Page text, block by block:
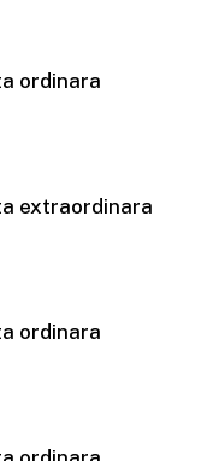
ordinara
extraordinara
ordinara